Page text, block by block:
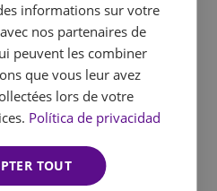
avec
profiter pleinement
une sensation de
avec jacuzzi
l'air frais, se
FRENCH
GERMAN
informations sur votre
nos partenaires de
peuvent les combiner
que vous leur avez
lors de votre
Política de privacidad
TOUT